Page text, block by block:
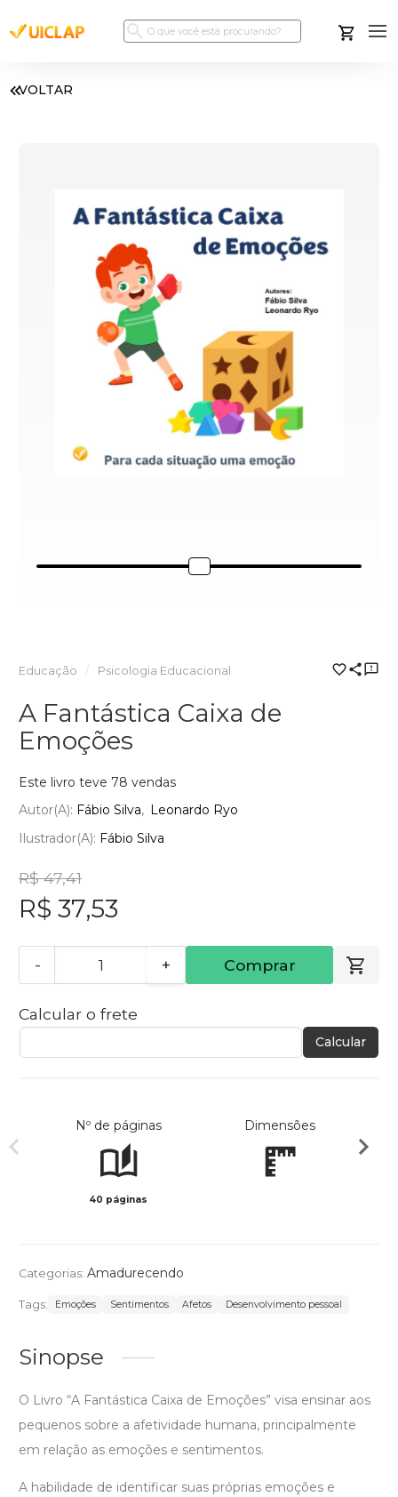
VOLTAR
Educação Psicologia Educacional
A Fantástica Caixa de
Emoções
Este livro teve 78 vendas
Autor(a): Fábio Silva
Leonardo Ryo
Ilustrador(a): Fábio Silva
R$ 47,41
R$ 37,53
- + Comprar
Calcular o frete
Calcular
Nº de páginas
40 páginas
Dimensões
Categorias: Amadurecendo
Tags: Emoções Sentimentos Afetos Desenvolvimento pessoal
Sinopse
O Livro “A Fantástica Caixa de Emoções” visa ensinar aos
pequenos sobre a afetividade humana, principalmente
em relação as emoções e sentimentos.
A habilidade de identificar suas próprias emoções e